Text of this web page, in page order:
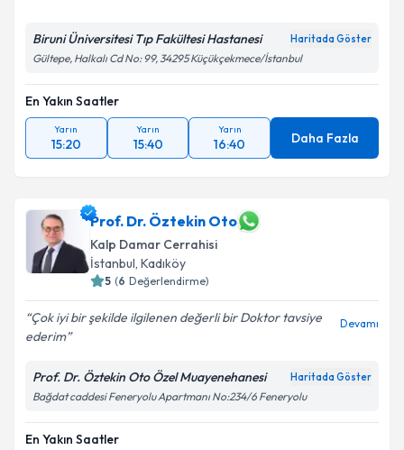
Biruni Üniversitesi Tıp Fakültesi Hastanesi Haritada Göster
Gültepe, Halkalı Cd No: 99, 34295 Küçükçekmece/İstanbul
En Yakın Saatler
Yarın
15:20
Yarın
15:40
Yarın
16:40 Daha Fazla
Prof. Dr. Öztekin Oto
Kalp Damar Cerrahisi
İstanbul, Kadıköy
5 (6 Değerlendirme)
Çok iyi bir şekilde ilgilenen değerli bir Doktor tavsiye
ederim
Devamı
Prof. Dr. Öztekin Oto Özel Muayenehanesi Haritada Göster
Bağdat caddesi Feneryolu Apartmanı No:234/6 Feneryolu
En Yakın Saatler